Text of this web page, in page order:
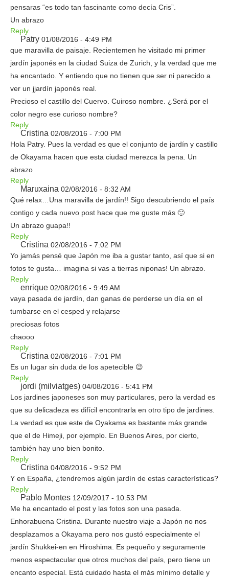
pensaras “es todo tan fascinante como decía Cris”.
Un abrazo
Reply
Patry 01/08/2016 - 4:49 PM
que maravilla de paisaje. Recientemen he visitado mi primer
jardín japonés en la ciudad Suiza de Zurich, y la verdad que me
ha encantado. Y entiendo que no tienen que ser ni parecido a
ver un jjardín japonés real.
Precioso el castillo del Cuervo. Cuiroso nombre. ¿Será por el
color negro ese curioso nombre?
Reply
Cristina 02/08/2016 - 7:00 PM
Hola Patry. Pues la verdad es que el conjunto de jardín y castillo
de Okayama hacen que esta ciudad merezca la pena. Un
abrazo
Reply
Maruxaina 02/08/2016 - 8:32 AM
Qué relax…Una maravilla de jardín!! Sigo descubriendo el país
contigo y cada nuevo post hace que me guste más 🙂
Un abrazo guapa!!
Reply
Cristina 02/08/2016 - 7:02 PM
Yo jamás pensé que Japón me iba a gustar tanto, así que si en
fotos te gusta… imagina si vas a tierras niponas! Un abrazo.
Reply
enrique 02/08/2016 - 9:49 AM
vaya pasada de jardín, dan ganas de perderse un día en el
tumbarse en el cesped y relajarse
preciosas fotos
chaooo
Reply
Cristina 02/08/2016 - 7:01 PM
Es un lugar sin duda de los apetecible 😉
Reply
jordi (milviatges) 04/08/2016 - 5:41 PM
Los jardines japoneses son muy particulares, pero la verdad es
que su delicadeza es difícil encontrarla en otro tipo de jardines.
La verdad es que este de Oyakama es bastante más grande
que el de Himeji, por ejemplo. En Buenos Aires, por cierto,
también hay uno bien bonito.
Reply
Cristina 04/08/2016 - 9:52 PM
Y en España, ¿tendremos algún jardín de estas características?
Reply
Pablo Montes 12/09/2017 - 10:53 PM
Me ha encantado el post y las fotos son una pasada.
Enhorabuena Cristina. Durante nuestro viaje a Japón no nos
desplazamos a Okayama pero nos gustó especialmente el
jardín Shukkei-en en Hiroshima. Es pequeño y seguramente
menos espectacular que otros muchos del país, pero tiene un
encanto especial. Está cuidado hasta el más mínimo detalle y